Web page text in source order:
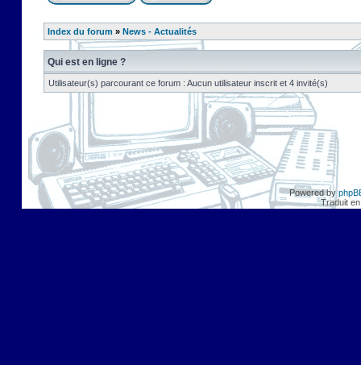
Index du forum » News - Actualités
Qui est en ligne ?
Utilisateur(s) parcourant ce forum : Aucun utilisateur inscrit et 4 invité(s)
Powered by
Traduit